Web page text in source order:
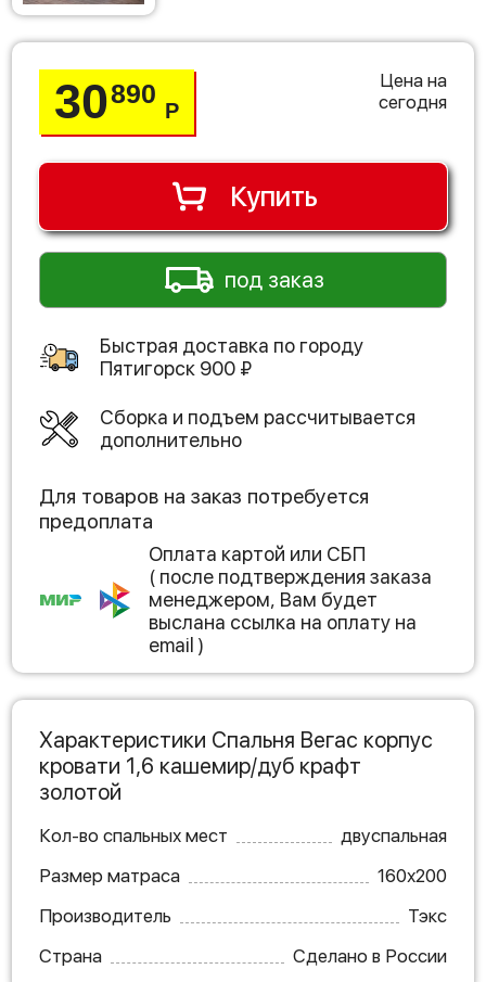
30890
Р
Цена на
сегодня
Купить
под заказ
Быстрая доставка по городу
Пятигорск 900 ₽
Сборка и подъем рассчитывается
дополнительно
Для товаров на заказ потребуется
предоплата
Оплата картой или СБП
( после подтверждения заказа
менеджером, Вам будет
выслана ссылка на оплату на
email )
Характеристики Спальня Вегас корпус
кровати 1,6 кашемир/дуб крафт
золотой
Кол-во спальных мест
двуспальная
Размер матраса
160х200
Производитель
Тэкс
Страна
Сделано в России